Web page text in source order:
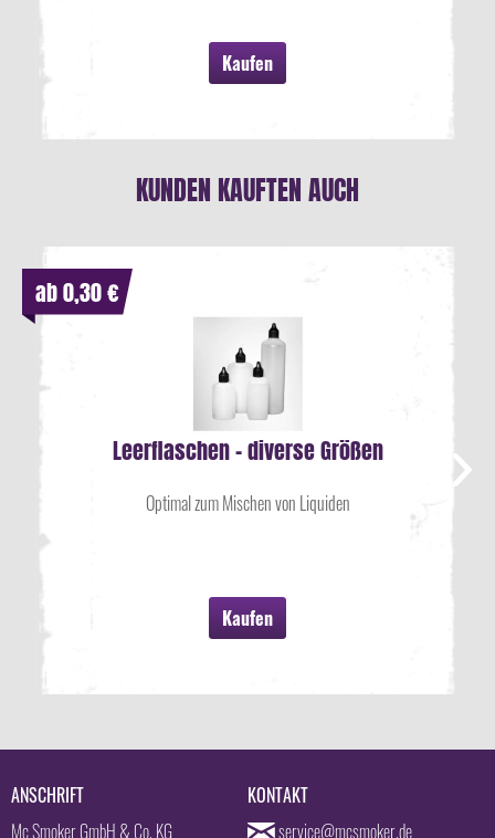
Kaufen
KUNDEN KAUFTEN AUCH
Leerflaschen - diverse Größen
Optimal zum Mischen von Liquiden
Kaufen
ab 0,30 €
ANSCHRIFT
Mc Smoker GmbH & Co. KG
KONTAKT
service@mcsmoker.de